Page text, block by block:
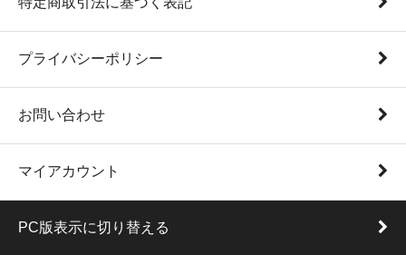
プライバシーポリシー
お問い合わせ
マイアカウント
PC版表示に切り替える